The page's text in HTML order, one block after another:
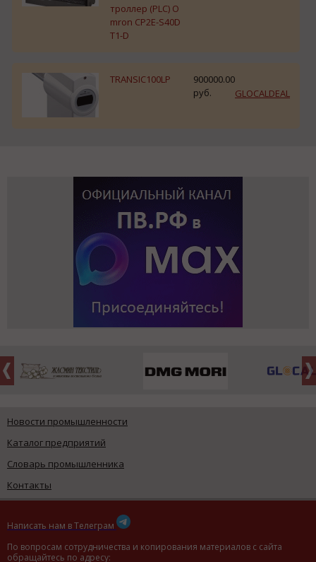
троллер (PLC) O
mron CP2E-S40D
T1-D
TRANSIC100LP
900000.00
руб.
GLOCALDEAL
Новости промышленности
Каталог предприятий
Словарь промышленника
Контакты
Написать нам в Телеграм
По вопросам сотрудничества и копирования материалов с сайта
обращайтесь по адресу: